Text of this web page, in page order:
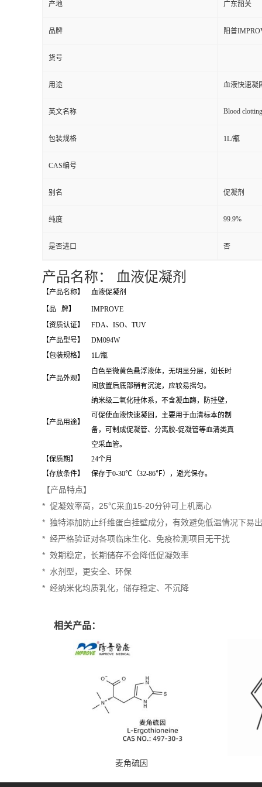
产地 广东韶关
品牌 阳普
货号
用途 血液快速凝
英文名称 Blood
包装规格 1L/瓶
CAS编号
别名 促凝剂
纯度 99.9%
是否进口 否
产品名称： 血液促凝剂
【产品名称】 血液促凝剂
【品 牌】
IMPROVE
【资质认证】
FDA、ISO、TUV
【产品型号】
DM094W
【包装规格】
1L/瓶
【产品外观】
白色至微黄色悬浮液体，无明显分层，如长时
间放置后底部稍有沉淀，应较易摇匀。
【产品用途】
纳米级二氧化硅体系，不含凝血酶，防挂壁，
可促使血液快速凝固，主要用于血清标本的制
备，可制成促凝管、分离胶-促凝管等血清类真
空采血管。
【保质期】
24个月
【存放条件】
保存于0-30℃（32-86℉），避光保存。
【产品特点】
* 促凝效率高，25℃采血15-20分钟可上机离心
* 独特添加防止纤维蛋白挂壁成分，有效避免低温情况下易
* 经严格验证对各项临床生化、免疫检测项目无干扰
* 效期稳定，长期储存不会降低促凝效率
* 水剂型，更安全、环保
* 经纳米化均质乳化，储存稳定、不沉降
相关产品：
麦角硫因